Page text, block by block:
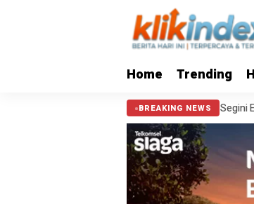
Home Trending
BREAKING NEWS
Istana 2026? Segini Estimasi Biaya Tiket Pesawat &